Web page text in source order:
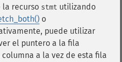
la recurso stmt utilizando
o
puede utilizar
el puntero a la fila
a la vez de esta fila